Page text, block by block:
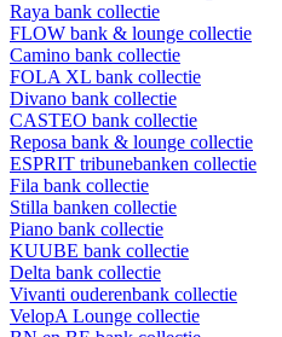
Raya bank collectie
FLOW bank & lounge collectie
Camino bank collectie
FOLA XL bank collectie
Divano bank collectie
CASTEO bank collectie
Reposa bank & lounge collectie
ESPRIT tribunebanken collectie
Fila bank collectie
Stilla banken collectie
Piano bank collectie
KUUBE bank collectie
Delta bank collectie
Vivanti ouderenbank collectie
VelopA Lounge collectie